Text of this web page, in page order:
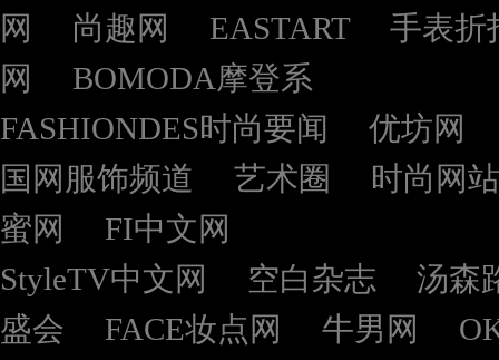
网
尚趣网 EASTART
手表折
网
BOMODA摩登系
FASHIONDES时尚要闻
优坊网
国网服饰频道
艺术圈
时尚网站
蜜网
FI中文网
StyleTV中文网
空白杂志
汤森
盛会
FACE妆点网 牛男网